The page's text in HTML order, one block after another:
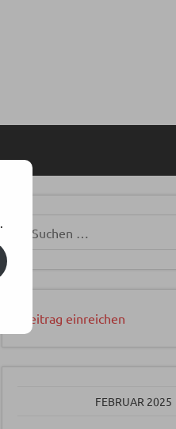
Beitrag einreichen
FEBRUAR 2025